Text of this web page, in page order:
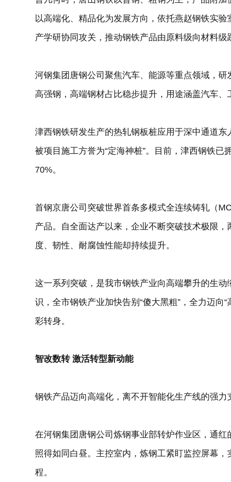
以高端化、精品化为发展方向，依托燕赵钢铁实
产学研协同攻关，推动钢铁产品由原料级向材料级
河钢集团唐钢公司聚焦汽车、能源等重点领域，
高强钢，高端钢材占比稳步提升，用途涵盖汽车、
津西钢铁研发生产的热轧钢板桩应用于深中通道东
被项目施工方誉为“定海神桩”。目前，津西钢铁
70%。
首钢京唐公司突破世界首条多模式全连续铸轧（
产品。自全面达产以来，企业不断突破技术极限
度、韧性、耐腐蚀性能却持续提升。
这一系列突破，是我市钢铁产业向高端攀升的生
识，全市钢铁产业加快告别“傻大黑粗”，全力迈向
彩转身。
智改数转 激活转型新动能
钢铁产品迈向高端化，离不开智能化生产线的强力
在河钢集团唐钢公司炼钢事业部转炉作业区，通
照得如同白昼。主控室内，炼钢工紧盯监控屏幕
程。